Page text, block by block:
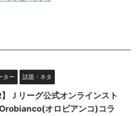
ター 話題・ネタ
】Ｊリーグ公式オンラインスト
オロビアンコ)コラ